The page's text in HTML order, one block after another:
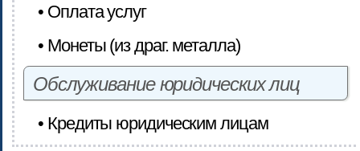
• Оплата услуг
• Монеты (из драг. металла)
Обслуживание юридических лиц
• Кредиты юридическим лицам